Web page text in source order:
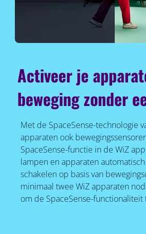
Activeer je
beweging zonder
Met de SpaceSense-technologie
apparaten ook
SpaceSense-functie in de WiZ
lampen en apparaten
schakelen op basis van
minimaal twee WiZ apparaten
om de SpaceSense-